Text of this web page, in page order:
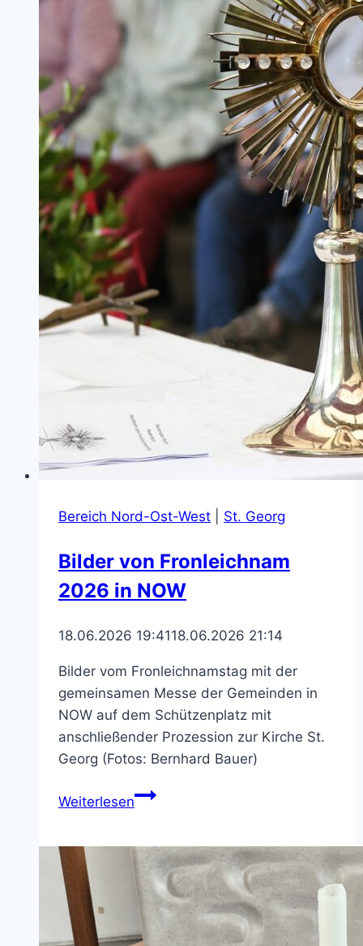
Bereich Nord-Ost-West St. Georg
Bilder von Fronleichnam
2026 in NOW
18.06.2026 19:4118.06.2026 21:14
Bilder vom Fronleichnamstag mit der
gemeinsamen Messe der Gemeinden in
NOW auf dem Schützenplatz mit
anschließender Prozession zur Kirche St.
Georg (Fotos: Bernhard Bauer)
WeiterlesenBilder
2026
in
NOW